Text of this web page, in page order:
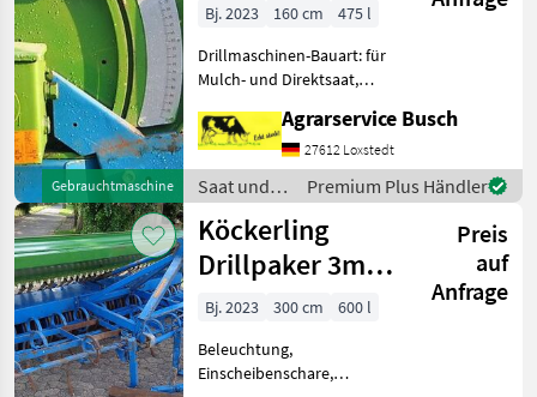
Gebrauchtmaschine
Bj. 2023 160 cm
475 l
Drillmaschinen-Bauart: für
Mulch- und Direktsaat,
Einscheibenschare,
Fahrgassenschaltung, hydr.
Saatmengenverstellung,
hydr.
Schardruckverstellung,
Schleppsch
Agrarservice Busch
27612 Loxstedt
Saat und
Pflege /
Köckerling
Premium Plus Händler
Köckerling
Drillpaker 3m
mit gefederten
Kultivatorzinken
Pl
Preis
auf
Anfrage
Bj. 2023 300 cm
600 l
Beleuchtung,
Einscheibenschare,